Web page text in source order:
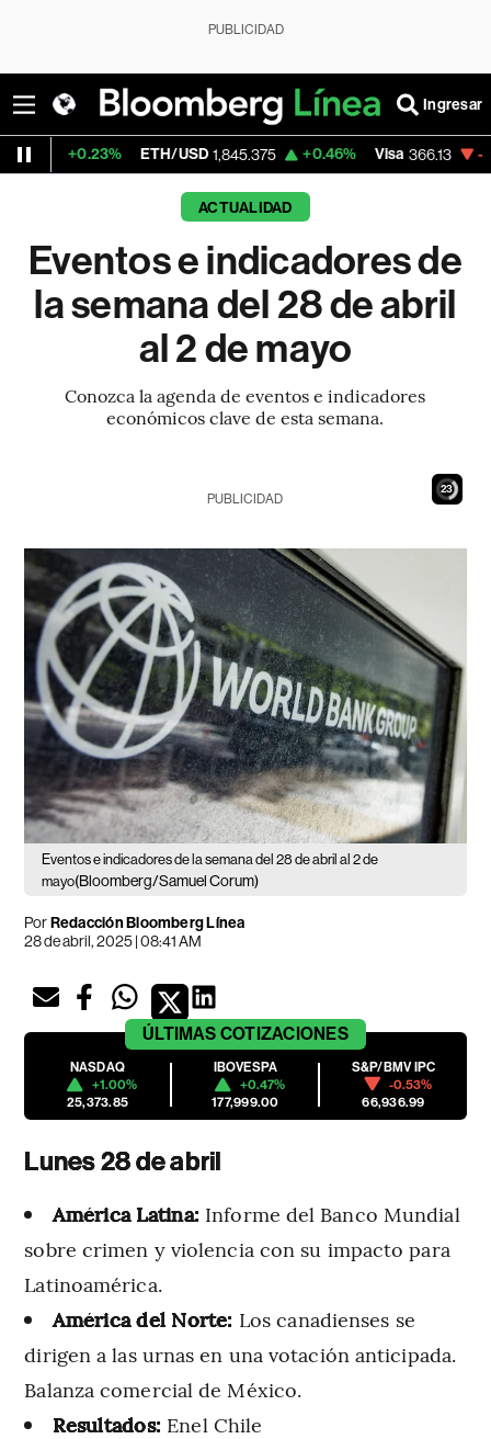
PUBLICIDAD
Ingresar
ETH/USD 1,845.375 +0.46% Visa 366.13 -0.04%
ACTUALIDAD
Eventos e indicadores de
la semana del 28 de abril
al 2 de mayo
Conozca la agenda de eventos e indicadores
económicos clave de esta semana.
22
PUBLICIDAD
Eventos e indicadores de la semana del 28 de abril al 2 de
mayo(Bloomberg/Samuel Corum)
PorRedacción Bloomberg Línea
28 de abril, 2025 | 08:41 AM
ÚLTIMAS COTIZACIONES
NASDAQ
+1.00%
25,373.85
IBOVESPA
+0.47%
177,999.00
S&P/BMV IPC
-0.53%
66,936.99
Lunes 28 de abril
América Latina: Informe del Banco Mundial
sobre crimen y violencia con su impacto para
Latinoamérica.
América del Norte: Los canadienses se
dirigen a las urnas en una votación anticipada.
Balanza comercial de México.
Resultados: Enel Chile